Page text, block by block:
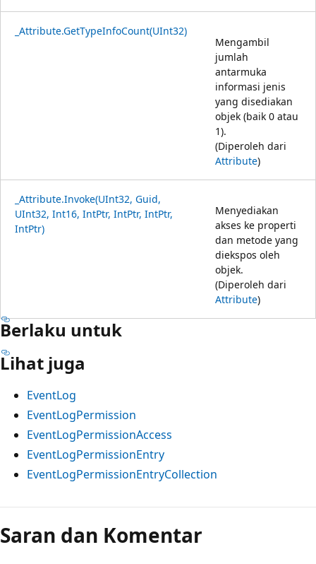
_Attribute.GetTypeInfoCount(UInt32)
Mengambil
jumlah
antarmuka
informasi jenis
yang disediakan
objek (baik 0 atau
1).
(Diperoleh dari
Attribute)
_Attribute.Invoke(UInt32, Guid,
UInt32, Int16, IntPtr, IntPtr, IntPtr,
IntPtr)
Menyediakan
akses ke properti
dan metode yang
diekspos oleh
objek.
(Diperoleh dari
Attribute)
Berlaku untuk
Lihat juga
EventLog
EventLogPermission
EventLogPermissionAccess
EventLogPermissionEntry
EventLogPermissionEntryCollection
Saran dan Komentar